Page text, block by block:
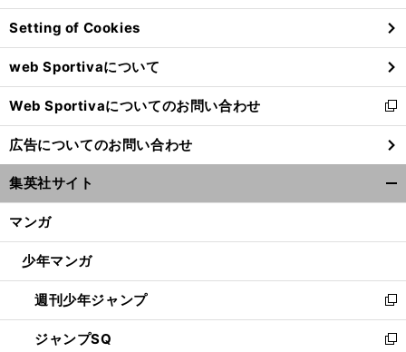
ン
ド
ウ
で
開
く
Setting of Cookies
web Sportivaについて
Web Sportivaについてのお問い合わせ
新
し
い
ウ
ィ
ン
ウ
開
く
広告についてのお問い合わせ
集英社サイト
マンガ
少年マンガ
週刊少年ジャンプ
新
し
い
ジャンプSQ
新